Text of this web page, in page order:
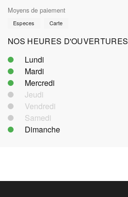
Moyens de paiement
Especes Carte
NOS HEURES D'OUVERTURES
Lundi
Mardi
Mercredi
Jeudi
Vendredi
Samedi
Dimanche